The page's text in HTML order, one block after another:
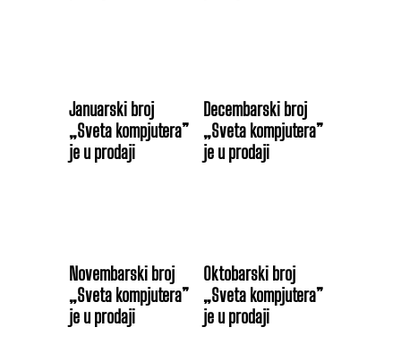
Januarski broj
„Sveta kompjutera”
je u prodaji
Decembarski broj
„Sveta kompjutera”
je u prodaji
Novembarski broj
„Sveta kompjutera”
je u prodaji
Oktobarski broj
„Sveta kompjutera”
je u prodaji